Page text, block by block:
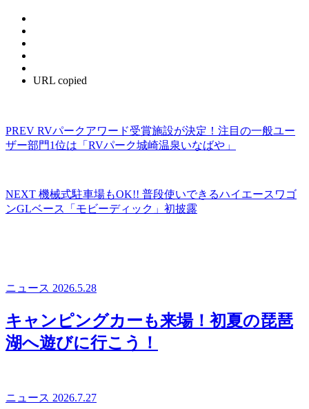
URL copied
PREV RVパークアワード受賞施設が決定！注目の一般ユー
ザー部門1位は「RVパーク城崎温泉いなばや」
NEXT 機械式駐車場もOK!! 普段使いできるハイエースワゴ
ンGLベース「モビーディック」初披露
ニュース 2026.5.28
キャンピングカーも来場！初夏の琵琶
湖へ遊びに行こう！
ニュース 2026.7.27